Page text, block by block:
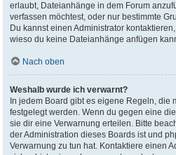
erlaubt, Dateianhänge in dem Forum
verfassen möchtest, oder nur bestimmte
Du kannst einen Administrator
wieso du keine Dateianhänge anfügen
Nach oben
Weshalb wurde ich verwarnt?
In jedem Board gibt es eigene Regeln, die
festgelegt werden. Wenn du gegen eine
sie dir eine Verwarnung erteilen. Bitte
der Administration dieses Boards ist und
Verwarnung zu tun hat. Kontaktiere einen